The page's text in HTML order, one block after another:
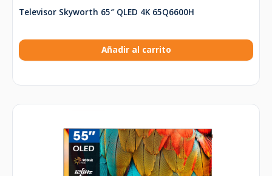
Televisor Skyworth 65″ QLED 4K 65Q6600H
Añadir al carrito